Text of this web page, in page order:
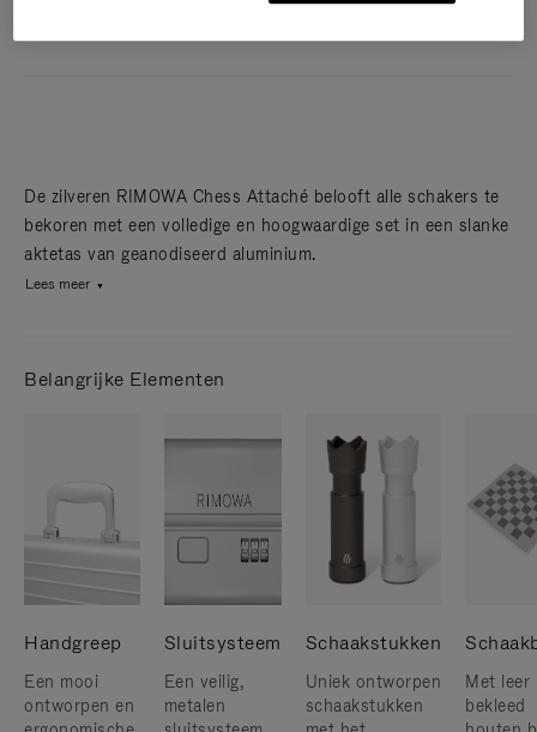
€ 4.750,00
De zilveren RIMOWA Chess Attaché belooft alle schakers te
bekoren met een volledige en hoogwaardige set in een slanke
aktetas van geanodiseerd aluminium.
Lees meer
Belangrijke Elementen
Handgreep
Een mooi
ontworpen en
Sluitsysteem
Een veilig,
metalen
Schaakstukken
Uniek ontworpen
schaakstukken
Met leer
bekleed